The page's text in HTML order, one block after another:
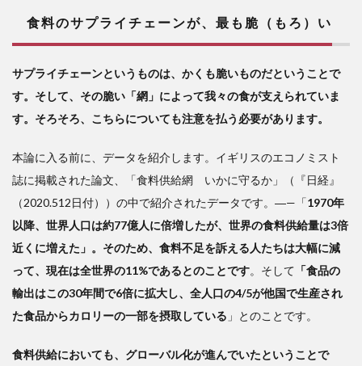
食料のサプライチェーンが、最も脆（もろ）い
サプライチェーンというものは、かくも脆いものだということで
す。そして、その脆い「網」によって我々の食が支えられていま
す。そろそろ、こちらについても注意を払う必要があります。
本論に入る前に、データを紹介します。イギリスのエコノミスト
誌に掲載された論文、「食料供給網 いかに守るか」（『日経』
（2020.512日付））の中で紹介されたデータです。―—「1970年
以降、世界人口は約77億人に倍増したが、世界の食料供給量は3倍
近くに増えた」。そのため、食料不足を訴える人たちは大幅に減
って、現在は全世界の11%であるとのことです。そして 「食品の
輸出はこの30年間で6倍に拡大し、全人口の4/5が他国で生産され
た食品からカロリーの一部を摂取している 」とのことです。
食料供給においても、グローバル化が進んでいたということで